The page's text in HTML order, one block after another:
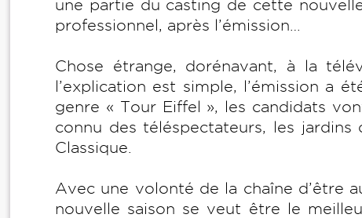
une partie du casting de cette
professionnel, après l’émission…
Chose étrange, dorénavant, à la
l’explication est simple, l’émission a
genre « Tour Eiffel », les candidats
connu des téléspectateurs, les
Classique.
Avec une volonté de la chaîne d’être
nouvelle saison se veut être le